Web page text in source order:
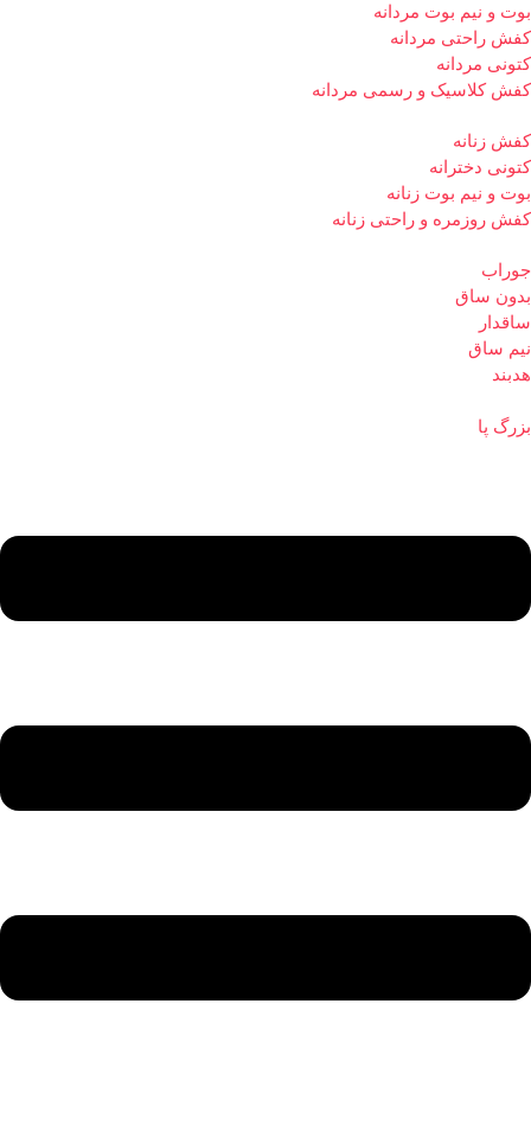
بوت و نیم بوت مردانه
کفش راحتی مردانه
کتونی مردانه
کفش کلاسیک و رسمی مردانه
کفش زنانه
کتونی دخترانه
بوت و نیم بوت زنانه
کفش روزمره و راحتی زنانه
جوراب
بدون ساق
ساقدار
نیم ساق
هدبند
بزرگ پا